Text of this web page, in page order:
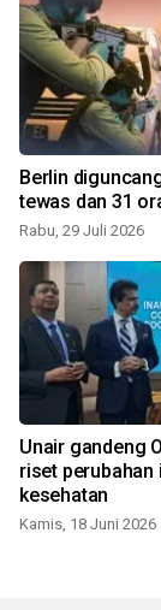
Berlin
tewas dan 31
Rabu, 29 Juli 2026
Unair gandeng
riset perubahan
kesehatan
Kamis, 18 Juni 2026